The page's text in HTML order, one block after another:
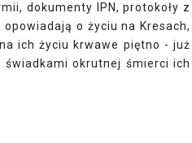
dokumenty IPN, protokoły z
o życiu na Kresach,
ich życiu krwawe piętno - już
świadkami okrutnej śmierci ich